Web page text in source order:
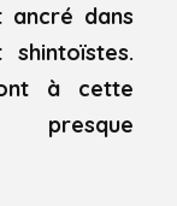
ancré dans
à cette
presque